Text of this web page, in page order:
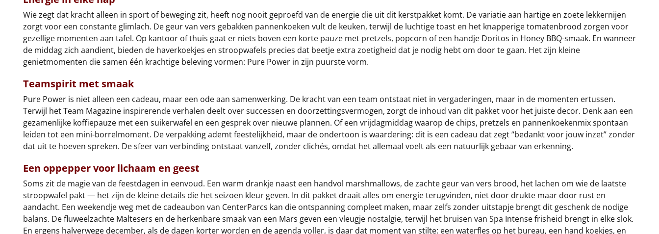
Wie zegt dat kracht alleen in sport of beweging zit, heeft nog nooit geproefd van de energie die uit dit kerstpakket komt. De variatie aan hartige en zoete lekkernijen
zorgt voor een constante glimlach. De geur van vers gebakken pannenkoeken vult de keuken, terwijl de luchtige toast en het knapperige tomatenbrood zorgen voor
gezellige momenten aan tafel. Op kantoor of thuis gaat er niets boven een korte pauze met pretzels, popcorn of een handje Doritos in Honey BBQ-smaak. En wanneer
de middag zich aandient, bieden de haverkoekjes en stroopwafels precies dat beetje extra zoetigheid dat je nodig hebt om door te gaan. Het zijn kleine
genietmomenten die samen één krachtige beleving vormen: Pure Power in zijn puurste vorm.
Teamspirit met smaak
Pure Power is niet alleen een cadeau, maar een ode aan samenwerking. De kracht van een team ontstaat niet in vergaderingen, maar in de momenten ertussen.
Terwijl het Team Magazine inspirerende verhalen deelt over successen en doorzettingsvermogen, zorgt de inhoud van dit pakket voor het juiste decor. Denk aan een
gezamenlijke koffiepauze met een suikerwafel en een gesprek over nieuwe plannen. Of een vrijdagmiddag waarop de chips, pretzels en pannenkoekenmix spontaan
leiden tot een mini-borrelmoment. De verpakking ademt feestelijkheid, maar de ondertoon is waardering: dit is een cadeau dat zegt “bedankt voor jouw inzet” zonder
dat uit te hoeven spreken. De sfeer van verbinding ontstaat vanzelf, zonder clichés, omdat het allemaal voelt als een natuurlijk gebaar van erkenning.
Een oppepper voor lichaam en geest
Soms zit de magie van de feestdagen in eenvoud. Een warm drankje naast een handvol marshmallows, de zachte geur van vers brood, het lachen om wie de laatste
stroopwafel pakt — het zijn de kleine details die het seizoen kleur geven. In dit pakket draait alles om energie terugvinden, niet door drukte maar door rust en
aandacht. Een weekendje weg met de cadeaubon van CenterParcs kan die ontspanning compleet maken, maar zelfs zonder uitstapje brengt dit geschenk de nodige
balans. De fluweelzachte Maltesers en de herkenbare smaak van een Mars geven een vleugje nostalgie, terwijl het bruisen van Spa Intense frisheid brengt in elke slok.
En ergens halverwege december, als de dagen korter worden en de agenda voller, is daar dat moment van stilte: een waterfles op het bureau, een hand koekjes, en